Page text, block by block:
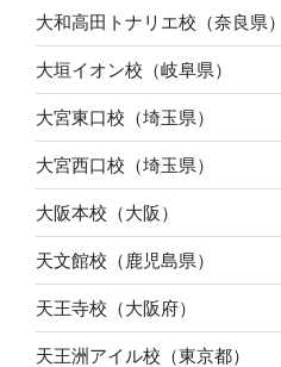
大和高田トナリエ校（奈良県）
大垣イオン校（岐阜県）
大宮東口校（埼玉県）
大宮西口校（埼玉県）
大阪本校（大阪）
天文館校（鹿児島県）
天王寺校（大阪府）
天王洲アイル校（東京都）